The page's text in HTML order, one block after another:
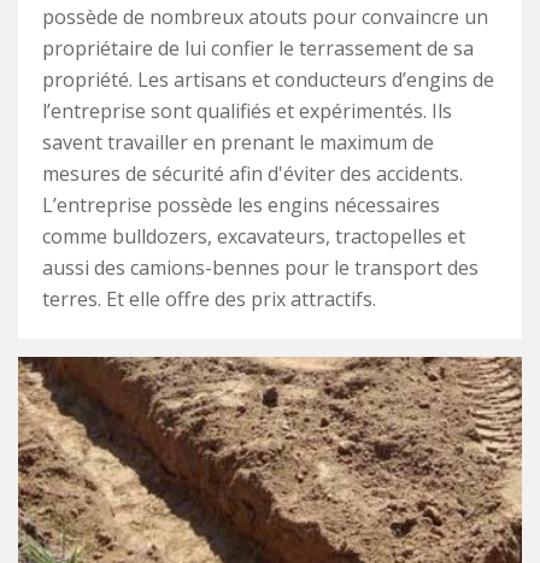
possède de nombreux atouts pour convaincre un
propriétaire de lui confier le terrassement de sa
propriété. Les artisans et conducteurs d’engins de
l’entreprise sont qualifiés et expérimentés. Ils
savent travailler en prenant le maximum de
mesures de sécurité afin d'éviter des accidents.
L’entreprise possède les engins nécessaires
comme bulldozers, excavateurs, tractopelles et
aussi des camions-bennes pour le transport des
terres. Et elle offre des prix attractifs.